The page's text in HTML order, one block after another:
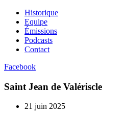
Historique
Equipe
Émissions
Podcasts
Contact
Facebook
Saint Jean de Valériscle
21 juin 2025